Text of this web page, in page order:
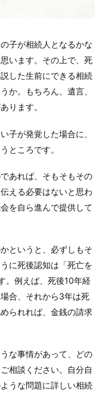
子が相続人となるかな
います。その上で、死
した生前にできる相続
か。もちろん、遺言、
ります。
子が発覚した場合に、
ところです。
あれば、そもそもその
える必要はないと思わ
を自ら進んで提供して
というと、必ずしもそ
に死後認知は「死亡を
。例えば、死後10年経
合、それから3年は死
られれば、金銭の請求
な事情があって、どの
相談ください。自分自
うな問題に詳しい相続